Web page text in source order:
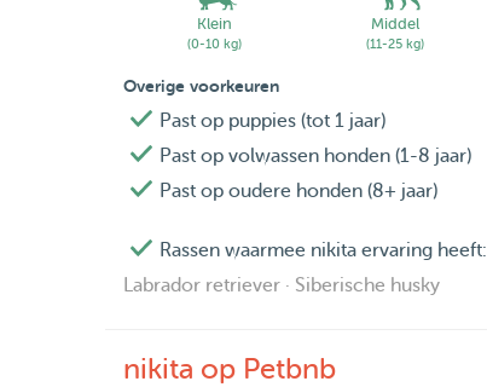
Klein
(0-10 kg)
Middel
(11-25 kg)
Overige voorkeuren
Past op puppies (tot 1 jaar)
Past op volwassen honden (1-8 jaar)
Past op oudere honden (8+ jaar)
Rassen waarmee nikita ervaring heeft:
Labrador retriever · Siberische husky
nikita op Petbnb